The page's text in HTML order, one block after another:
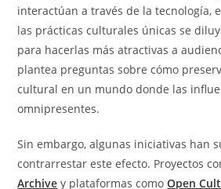
interactúan a través de la tecnología,
las prácticas culturales únicas se
para hacerlas más atractivas a
plantea preguntas sobre cómo
cultural en un mundo donde las
omnipresentes.
Sin embargo, algunas iniciativas han
contrarrestar este efecto. Proyectos
Archive y plataformas comoOpen